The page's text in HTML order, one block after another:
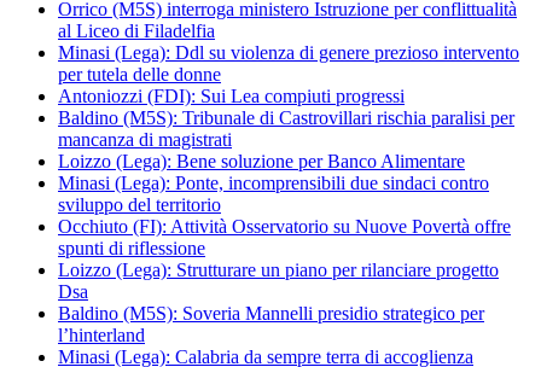
Orrico (M5S) interroga ministero Istruzione per conflittualità
al Liceo di Filadelfia
Minasi (Lega): Ddl su violenza di genere prezioso intervento
per tutela delle donne
Antoniozzi (FDI): Sui Lea compiuti progressi
Baldino (M5S): Tribunale di Castrovillari rischia paralisi per
mancanza di magistrati
Loizzo (Lega): Bene soluzione per Banco Alimentare
Minasi (Lega): Ponte, incomprensibili due sindaci contro
sviluppo del territorio
Occhiuto (FI): Attività Osservatorio su Nuove Povertà offre
spunti di riflessione
Loizzo (Lega): Strutturare un piano per rilanciare progetto
Dsa
Baldino (M5S): Soveria Mannelli presidio strategico per
l’hinterland
Minasi (Lega): Calabria da sempre terra di accoglienza